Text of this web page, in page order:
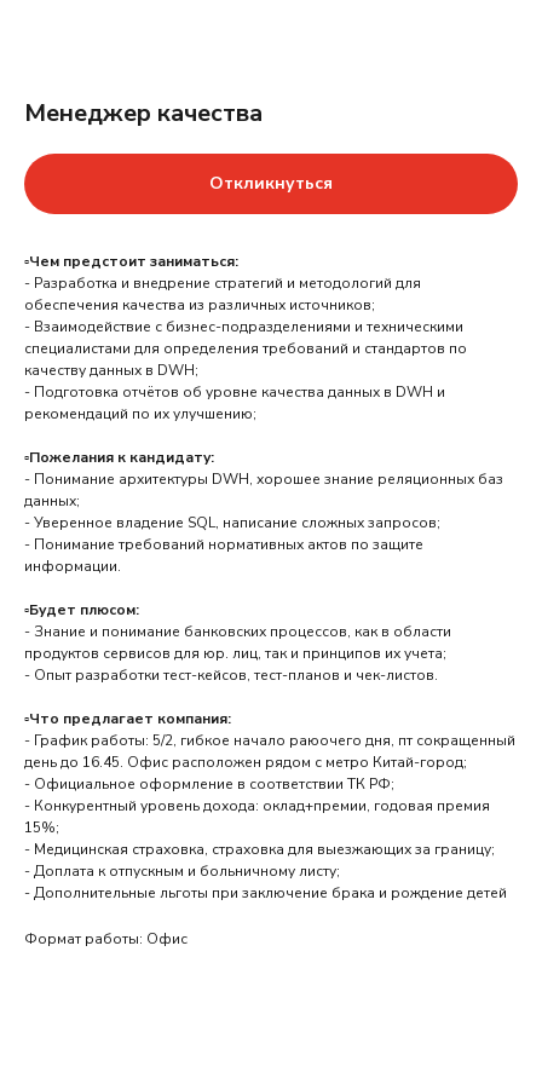
Менеджер качества
Откликнуться
▫️Чем предстоит заниматься:
- Разработка и внедрение стратегий и методологий для
обеспечения качества из различных источников;
- Взаимодействие с бизнес-подразделениями и техническими
специалистами для определения требований и стандартов по
качеству данных в DWH;
- Подготовка отчётов об уровне качества данных в DWH и
рекомендаций по их улучшению;
▫️Пожелания к кандидату:
- Понимание архитектуры DWH, хорошее знание реляционных баз
данных;
- Уверенное владение SQL, написание сложных запросов;
- Понимание требований нормативных актов по защите
информации.
▫️Будет плюсом:
- Знание и понимание банковских процессов, как в области
продуктов сервисов для юр. лиц, так и принципов их учета;
- Опыт разработки тест-кейсов, тест-планов и чек-листов.
▫️Что предлагает компания:
- График работы: 5/2, гибкое начало раюочего дня, пт сокращенный
день до 16.45. Офис расположен рядом с метро Китай-город;
- Официальное оформление в соответствии ТК РФ;
- Конкурентный уровень дохода: оклад+премии, годовая премия
15%;
- Медицинская страховка, страховка для выезжающих за границу;
- Доплата к отпускным и больничному листу;
- Дополнительные льготы при заключение брака и рождение детей
Формат работы: Офис